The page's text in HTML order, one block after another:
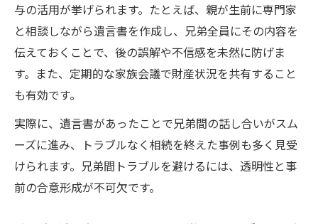
与の活用が挙げられます。たとえば、親が生前に専門家
と相談しながら遺言書を作成し、兄弟全員にその内容を
伝えておくことで、後の誤解や不信感を未然に防げま
す。また、定期的な家族会議で財産状況を共有すること
も有効です。
実際に、遺言書があったことで兄弟間の話し合いがスム
ーズに進み、トラブルなく相続を終えた事例も多く見受
けられます。兄弟間トラブルを避けるには、透明性と事
前の合意形成が不可欠です。